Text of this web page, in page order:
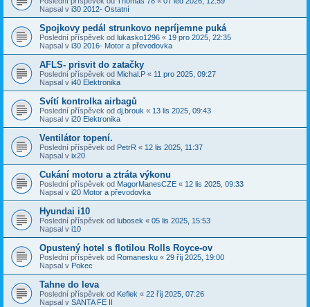
Napsal v i30 2012- Ostatní
Spojkovy pedál strunkovo nepríjemne puká
Poslední příspěvek od lukasko1296 « 19 pro 2025, 22:35
Napsal v i30 2016- Motor a převodovka
AFLS- prisvit do zatačky
Poslední příspěvek od Michal.P « 11 pro 2025, 09:27
Napsal v i40 Elektronika
Svítí kontrolka airbagů
Poslední příspěvek od dj.brouk « 13 lis 2025, 09:43
Napsal v i20 Elektronika
Ventilátor topení.
Poslední příspěvek od PetrR « 12 lis 2025, 11:37
Napsal v ix20
Cukání motoru a ztráta výkonu
Poslední příspěvek od MagorManesCZE « 12 lis 2025, 09:33
Napsal v i20 Motor a převodovka
Hyundai i10
Poslední příspěvek od lubosek « 05 lis 2025, 15:53
Napsal v i10
Opustený hotel s flotilou Rolls Royce-ov
Poslední příspěvek od Romanesku « 29 říj 2025, 19:00
Napsal v Pokec
Tahne do leva
Poslední příspěvek od Keflek « 22 říj 2025, 07:26
Napsal v SANTA FE II